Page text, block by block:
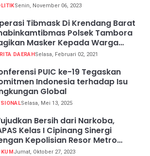
Senin, November 06, 2023
Tibmask Di Krendang Barat
Polsek Tambora
Masker Kepada Warga
Prokes
DAERAHSelasa, Februari 02, 2021
PUIC ke-19 Tegaskan
Indonesia terhadap Isu
Global
Selasa, Mei 13, 2025
Bersih dari Narkoba,
Kelas I Cipinang Sinergi
Kepolisian Resor Metro
Barat
Jumat, Oktober 27, 2023